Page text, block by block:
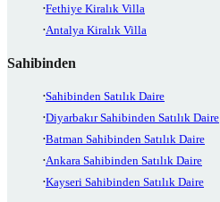
Fethiye Kiralık Villa
Antalya Kiralık Villa
Sahibinden
Sahibinden Satılık Daire
Diyarbakır Sahibinden Satılık Daire
Batman Sahibinden Satılık Daire
Ankara Sahibinden Satılık Daire
Kayseri Sahibinden Satılık Daire